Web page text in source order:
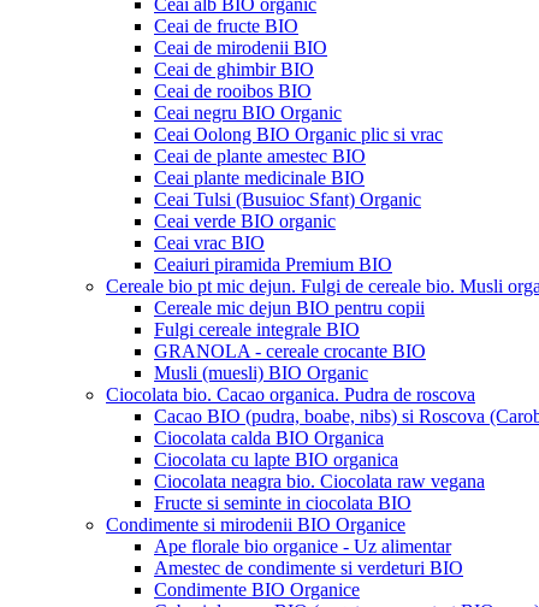
Ceai de fructe BIO
Ceai de mirodenii BIO
Ceai de ghimbir BIO
Ceai de rooibos BIO
Ceai negru BIO Organic
Ceai Oolong BIO Organic plic si vrac
Ceai de plante amestec BIO
Ceai plante medicinale BIO
Ceai Tulsi (Busuioc Sfant) Organic
Ceai verde BIO organic
Ceai vrac BIO
Ceaiuri piramida Premium BIO
Cereale bio pt mic dejun. Fulgi de cereale bio. Musli
Cereale mic dejun BIO pentru copii
Fulgi cereale integrale BIO
GRANOLA - cereale crocante BIO
Musli (muesli) BIO Organic
Ciocolata bio. Cacao organica. Pudra de roscova
Cacao BIO (pudra, boabe, nibs) si Roscova
Ciocolata calda BIO Organica
Ciocolata cu lapte BIO organica
Ciocolata neagra bio. Ciocolata raw vegana
Fructe si seminte in ciocolata BIO
Condimente si mirodenii BIO Organice
Ape florale bio organice - Uz alimentar
Amestec de condimente si verdeturi BIO
Condimente BIO Organice